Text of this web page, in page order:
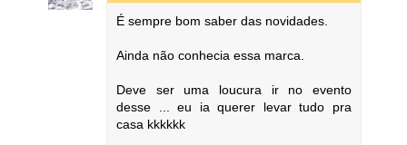
É sempre bom saber das novidades.
Ainda não conhecia essa marca.
Deve ser uma loucura ir no evento
desse ... eu ia querer levar tudo pra
casa kkkkkk